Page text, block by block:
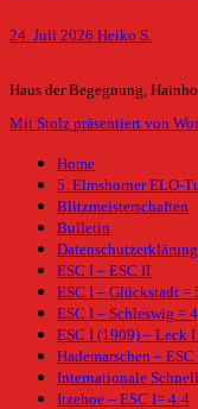
24. Juli 2026 Heiko S.
Haus der Begegnung,
Mit Stolz präsentiert von
Home
5. Elmshorner ELO-
Blitzmeisterschaften
Bulletin
Datenschutzerklärung
ESC I – ESC II
ESC I – Glückstadt =
ESC I – Schleswig =
ESC I (1909) – Leck
Hademarschen –
Internationale
Itzehoe – ESC I= 4:4